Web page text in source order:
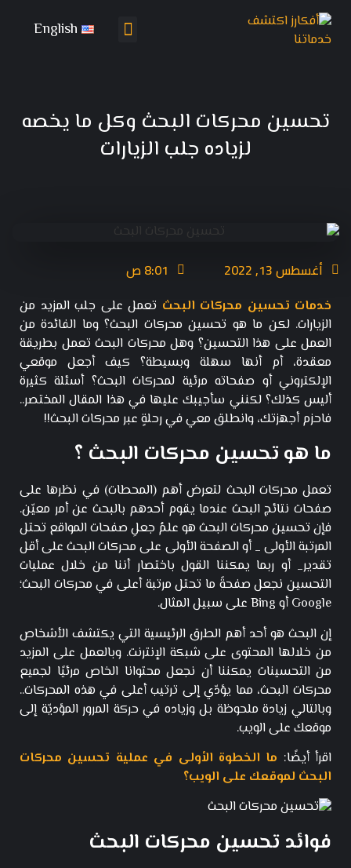
English
تحسين محركات البحث وكل ما يخصه
لزياده جلب الزيارات
أغسطس 13, 2022 8:01 ص
خدمات تحسين محركات البحث تعمل على جلب المزيد من
الزيارات. لكن ما هو تحسين محركات البحث؟ وما الفائدة من
العمل على هذا التحسين؟ وهل محركات البحث تعمل بطريقة
معقدة، أم أنها سهلة وبسيطة؟ كيف أجعل موقعي
الإلكتروني أو صفحاته مرئية لمحركات البحث؟ أسئلة كثيرة
أليس كذلك؟ لكنني سأجيبك عليها في هذا المقال المختصر..
فاحزم أجهزتك، وانطلق معي في رحلةٍ عبر محركات البحث!!
ما هو تحسين محركات البحث ؟
تعمل محركات البحث لتعرض أهم (المحطات) في نظرها على
صفحات نتائج البحث عندما يقوم أحدهم بالبحث عن أمر معيّن.
فإن تحسين محركات البحث هو علمُ جعلِ صفحات المواقع تحتل
المرتبة الأولى _ أو الصفحة الأولى على محركات البحث على أقل
تقدير_ أو ربما يمكننا القول باختصار أننا من خلال عمليات
التحسين نجعل صفحةً ما تحتل مرتبة أعلى في محركات البحث؛
Google أو Bing على سبيل المثال.
إن البحث هو أحد أهم الطرق الرئيسية التي يكتشف الأشخاص
من خلالها المحتوى على شبكة الإنترنت. وبالعمل على المزيد
من التحسينات يمكننا أن نجعل محتوانا الخاص مرئيًا لجميع
محركات البحث، مما يؤدّي إلى ترتيب أعلى في هذه المحركات..
وبالتالي زيادة ملحوظة بل وزياده في حركة المرور المؤديّة إلى
موقعك على الويب.
اقرأ أيضًا: ما الخطوة الأولى في عملية تحسين محركات
البحث لموقعك على الويب؟
فوائد تحسين محركات البحث